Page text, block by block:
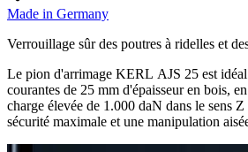
Made in Germany
Verrouillage sûr des poutres à ridelles et
Le pion d'arrimage KERL AJS 25 est idéal
courantes de 25 mm d'épaisseur en bois,
charge élevée de 1.000 daN dans le sens
sécurité maximale et une manipulation